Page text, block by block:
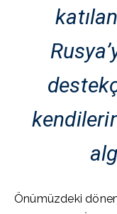
Önümüzdeki